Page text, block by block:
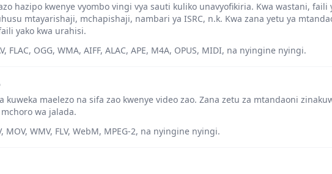
hazipo kwenye vyombo vingi vya sauti kuliko unavyofikiria. Kwa wastani, faili
mtayarishaji, mchapishaji, nambari ya ISRC, n.k. Kwa zana yetu ya
yako kwa urahisi.
FLAC, OGG, WMA, AIFF, ALAC, APE, M4A, OPUS, MIDI, na nyingine nyingi.
maelezo na sifa zao kwenye video zao. Zana zetu za mtandaoni
wa jalada.
WMV, FLV, WebM, MPEG-2, na nyingine nyingi.